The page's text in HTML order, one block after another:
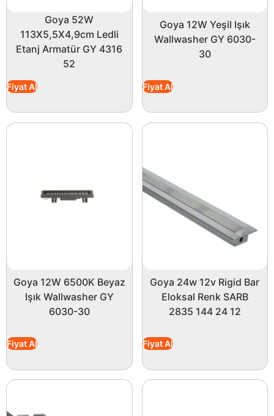
Goya 52W
113X5,5X4,9cm Ledli
Etanj Armatür GY 4316
52
Fiyat Al
Goya 12W Yeşil Işık
Wallwasher GY 6030-
30
Fiyat Al
Goya 12W 6500K Beyaz
Işık Wallwasher GY
6030-30
Fiyat Al
Goya 24w 12v Rigid Bar
Eloksal Renk SARB
2835 144 24 12
Fiyat Al